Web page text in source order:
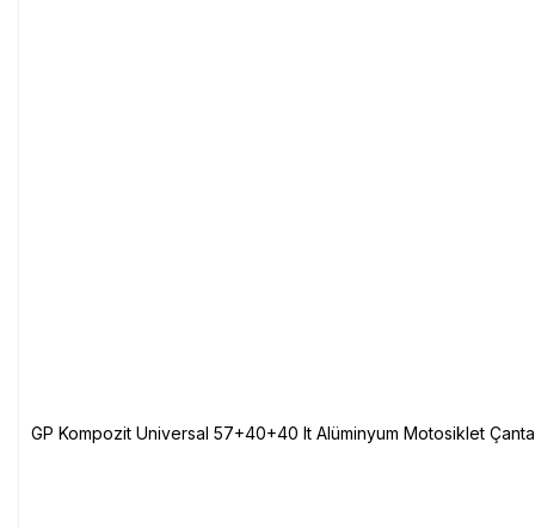
GP Kompozit Universal 57+40+40 lt Alüminyum Motosiklet